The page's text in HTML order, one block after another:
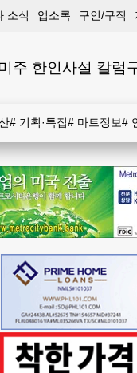
소식 업소록 구인/구직
주 한인사설 칼럼
# 기획·특집# 마트정보#